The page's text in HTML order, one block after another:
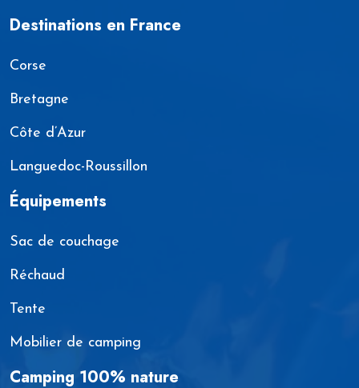
Destinations en France
Corse
Bretagne
Côte d’Azur
Languedoc-Roussillon
Équipements
Sac de couchage
Réchaud
Tente
Mobilier de camping
Camping 100% nature